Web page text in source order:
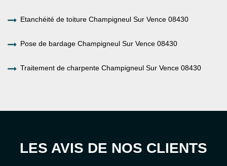
Etanchéité de toiture Champigneul Sur Vence 08430
Pose de bardage Champigneul Sur Vence 08430
Traitement de charpente Champigneul Sur Vence 08430
LES AVIS DE NOS CLIENTS